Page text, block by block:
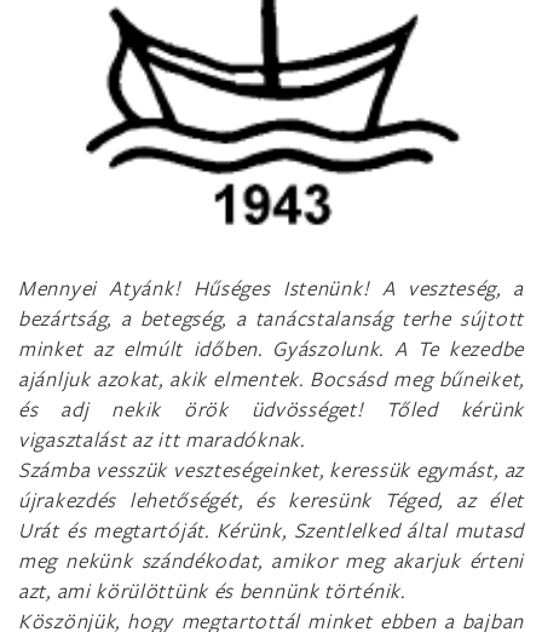
Mennyei Atyánk! Hűséges Istenünk! A veszteség, a
bezártság, a betegség, a tanácstalanság terhe sújtott
minket az elmúlt időben. Gyászolunk. A Te kezedbe
ajánljuk azokat, akik elmentek. Bocsásd meg bűneiket,
és adj nekik örök üdvösséget! Tőled kérünk
vigasztalást az itt maradóknak.
Számba vesszük veszteségeinket, keressük egymást, az
újrakezdés lehetőségét, és keresünk Téged, az élet
Urát és megtartóját. Kérünk, Szentlelked által mutasd
meg nekünk szándékodat, amikor meg akarjuk érteni
azt, ami körülöttünk és bennünk történik.
Köszönjük, hogy megtartottál minket ebben a bajban